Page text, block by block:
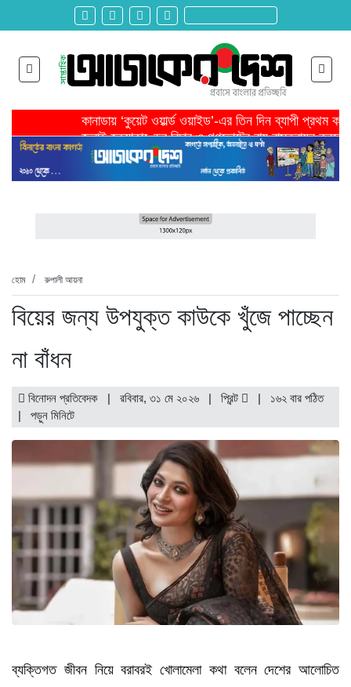
কানাডায় ‘কুয়েট ওয়ার্ল্ড ওয়াইড’-এর তিন দিন ব্যাপী প্রথম
জুলাই হত্যাকাণ্ডের বিচার ও গণভোটের রায় বাস্তবায়ন করতে
তরুণ উদ্ভাবক ও প্রযুক্তি উদ্যোক্তাদের পাশে থাকবে সরকার -
মাদরাসাকে অবহেলা করা শুরু মুজিব সরকারের আমল থেকে-
বাংলাদেশে এসে মার্কিন দূতের ভারতের হাইকমিশনারের সঙ্গে
হবিগঞ্জ ছাত্রদল সভাপতিসহ ১১ জনের বিরুদ্ধে এনসিপির
রাজনৈতিক লড়াইয়ে জিততে হলে সাংস্কৃতিক লড়াইয়ে জিততে
হোম রুপালী আয়না
বিয়ের জন্য উপযুক্ত কাউকে খুঁজে পাচ্ছেন
না বাঁধন
বিনোদন প্রতিবেদক | রবিবার, ৩১ মে ২০২৬ | প্রিন্ট | ১৬২ বার পঠিত
| পড়ুন মিনিটে
ব্যক্তিগত জীবন নিয়ে বরাবরই খোলামেলা কথা বলেন দেশের আলোচিত